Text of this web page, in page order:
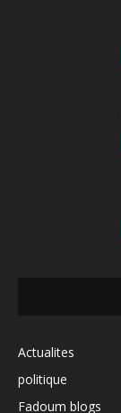
Actualites
politique
Fadoum blogs